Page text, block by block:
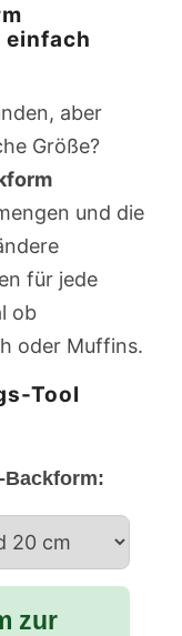
einfach
aber
Größe?
und die
für jede
ob
oder Muffins.
Tool
Backform:
zur